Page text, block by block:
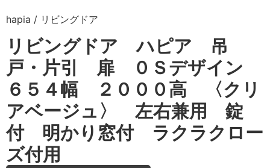
hapia / リビングドア
リビングドア ハピア 吊
戸・片引 扉 ０Ｓデザイン
６５４幅 ２０００高 〈クリ
アベージュ〉 左右兼用 錠
付 明かり窓付 ラクラクロー
ズ付用